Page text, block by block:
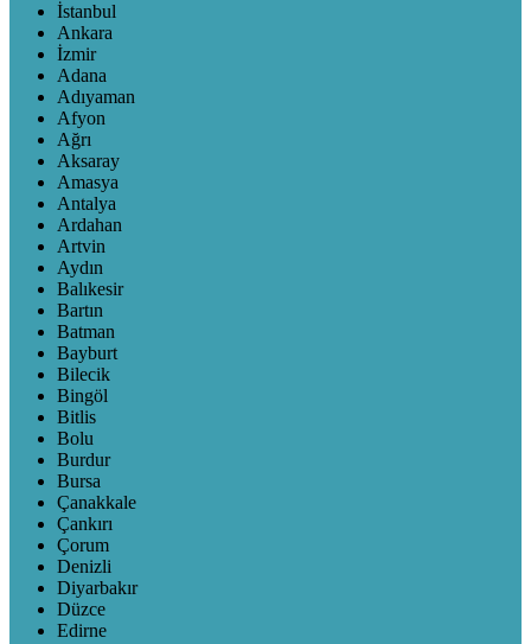
İstanbul
Ankara
İzmir
Adana
Adıyaman
Afyon
Ağrı
Aksaray
Amasya
Antalya
Ardahan
Artvin
Aydın
Balıkesir
Bartın
Batman
Bayburt
Bilecik
Bingöl
Bitlis
Bolu
Burdur
Bursa
Çanakkale
Çankırı
Çorum
Denizli
Diyarbakır
Düzce
Edirne